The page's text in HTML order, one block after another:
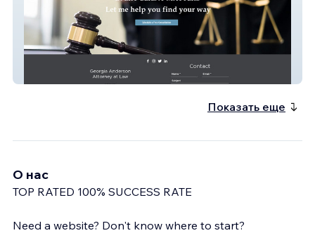
georgia anderson
Показать еще
О нас
TOP RATED 100% SUCCESS RATE
Need a website? Don't know where to start?